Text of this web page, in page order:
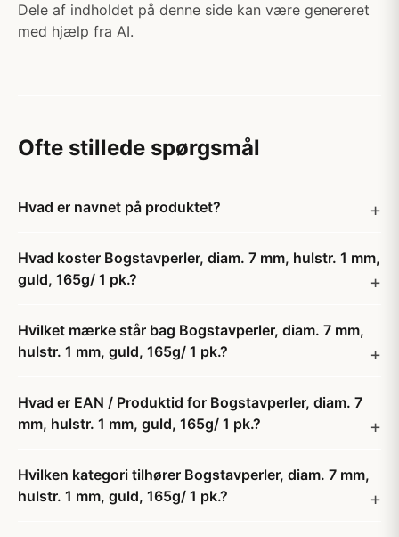
Dele af indholdet på denne side kan være genereret
med hjælp fra AI.
Ofte stillede spørgsmål
Hvad er navnet på produktet?
Hvad koster Bogstavperler, diam. 7 mm, hulstr. 1 mm,
guld, 165g/ 1 pk.?
Hvilket mærke står bag Bogstavperler, diam. 7 mm,
hulstr. 1 mm, guld, 165g/ 1 pk.?
Hvad er EAN / Produktid for Bogstavperler, diam. 7
mm, hulstr. 1 mm, guld, 165g/ 1 pk.?
Hvilken kategori tilhører Bogstavperler, diam. 7 mm,
hulstr. 1 mm, guld, 165g/ 1 pk.?